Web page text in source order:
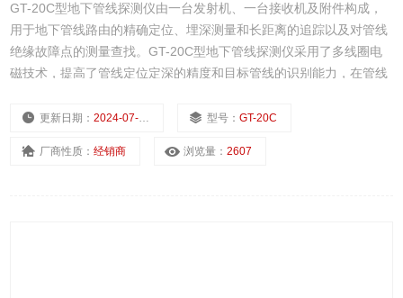
GT-20C型地下管线探测仪由一台发射机、一台接收机及附件构成，
用于地下管线路由的精确定位、埋深测量和长距离的追踪以及对管线
绝缘故障点的测量查找。GT-20C型地下管线探测仪采用了多线圈电
磁技术，提高了管线定位定深的精度和目标管线的识别能力，在管线
20C型地下管线探测仪在电信、网通、移动、联通、铁通、电力、自
更新日期：2024-07-22 型号：GT-20C
厂商性质：经销商 浏览量：2607